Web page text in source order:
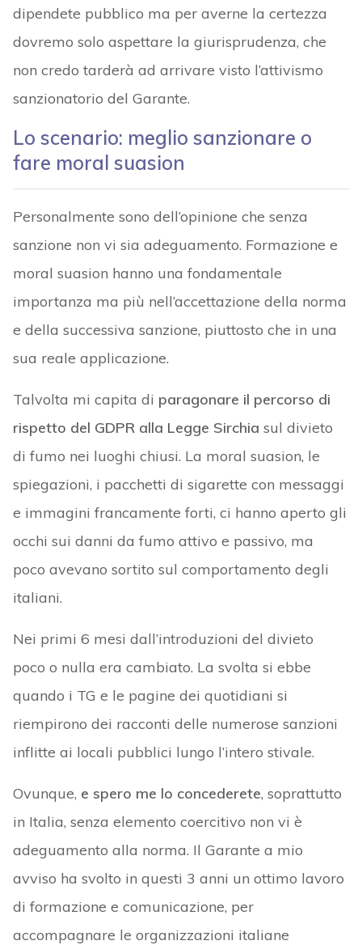
dipendete pubblico ma per averne la certezza
dovremo solo aspettare la giurisprudenza, che
non credo tarderà ad arrivare visto l’attivismo
sanzionatorio del Garante.
Lo scenario: meglio sanzionare o
fare moral suasion
Personalmente sono dell’opinione che senza
sanzione non vi sia adeguamento. Formazione e
moral suasion hanno una fondamentale
importanza ma più nell’accettazione della norma
e della successiva sanzione, piuttosto che in una
sua reale applicazione.
Talvolta mi capita di paragonare il percorso di
rispetto del GDPR alla Legge Sirchia sul divieto
di fumo nei luoghi chiusi. La moral suasion, le
spiegazioni, i pacchetti di sigarette con messaggi
e immagini francamente forti, ci hanno aperto gli
occhi sui danni da fumo attivo e passivo, ma
poco avevano sortito sul comportamento degli
italiani.
Nei primi 6 mesi dall’introduzioni del divieto
poco o nulla era cambiato. La svolta si ebbe
quando i TG e le pagine dei quotidiani si
riempirono dei racconti delle numerose sanzioni
inflitte ai locali pubblici lungo l’intero stivale.
Ovunque, e spero me lo concederete, soprattutto
in Italia, senza elemento coercitivo non vi è
adeguamento alla norma. Il Garante a mio
avviso ha svolto in questi 3 anni un ottimo lavoro
di formazione e comunicazione, per
accompagnare le organizzazioni italiane